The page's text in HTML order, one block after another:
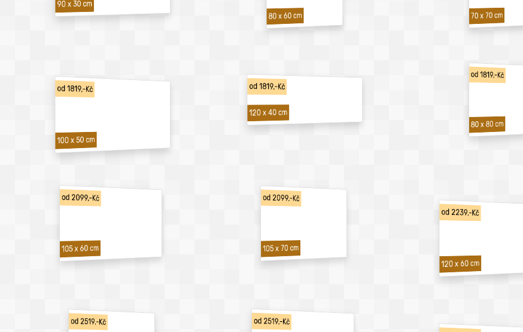
90 x 30 cm
80 x 60 cm 70 x 70 cm
od 1819,-Kč
100 x 50 cm
od 1819,-Kč
120 x 40 cm
od 1819,-Kč
80 x 80 cm
od 2099,-Kč
105 x 60 cm
od 2099,-Kč
105 x 70 cm
od 2239,-Kč
120 x 60 cm
od 2519,-Kč od 2519,-Kč